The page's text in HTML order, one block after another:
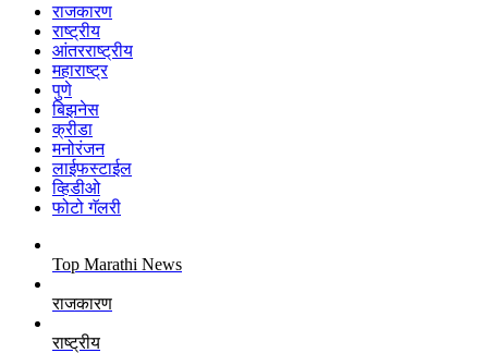
राजकारण
राष्ट्रीय
आंतरराष्ट्रीय
महाराष्ट्र
पुणे
बिझनेस
क्रीडा
मनोरंजन
लाईफस्टाईल
व्हिडीओ
फोटो गॅलरी
Top Marathi News
राजकारण
राष्ट्रीय